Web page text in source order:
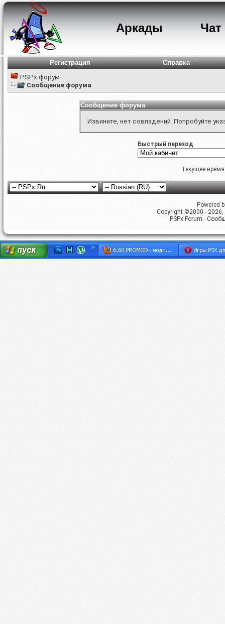
Аркады Чат
Регистрация
Справка
PSPx форум
Сообщение форума
Сообщение форума
Извините, нет совпадений. Попробуйте
Быстрый переход
Текущее
Powered
Copyright ©2000 -
PSPx Forum -